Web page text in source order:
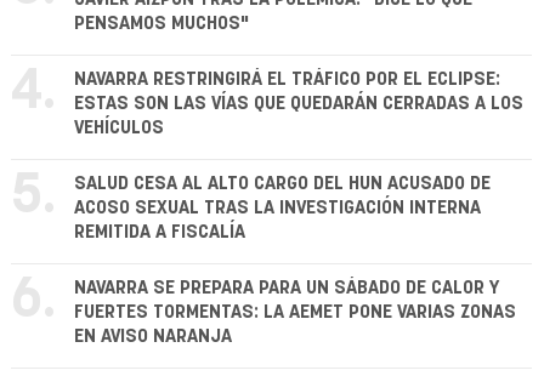
PENSAMOS MUCHOS"
4.
NAVARRA RESTRINGIRÁ EL TRÁFICO POR EL ECLIPSE:
ESTAS SON LAS VÍAS QUE QUEDARÁN CERRADAS A LOS
VEHÍCULOS
5.
SALUD CESA AL ALTO CARGO DEL HUN ACUSADO DE
ACOSO SEXUAL TRAS LA INVESTIGACIÓN INTERNA
REMITIDA A FISCALÍA
6.
NAVARRA SE PREPARA PARA UN SÁBADO DE CALOR Y
FUERTES TORMENTAS: LA AEMET PONE VARIAS ZONAS
EN AVISO NARANJA